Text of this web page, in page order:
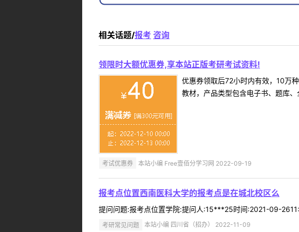
相关话题/报考 咨询
领限时大额优惠券,享本站正版考研考试资料!
优惠券领取后72小时内有效，10万
教材，产品类型包含电子书、题库
考试优惠券 本站小编 Free壹佰分学习网 2022-09-19
报考点位置西南医科大学的报考点是在城北校区么
提问问题:报考点位置学院:提问人:15***25时间:2021-09-
考研常见问题 本站小编 四川省（招办） 2022-11-09